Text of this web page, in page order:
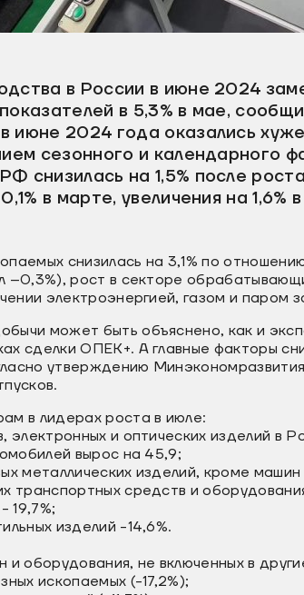
в России в июне 2024
в 5,3% в мае,
июне 2024 года оказались
сезонного и календарного
снизилась на 1,5% после
в марте, увеличения на
снизилась на 3,1% по
–0,3%), рост в секторе
электроэнергией, газом и паром
может быть объяснено, как и
сделки ОПЕК+. А главные факторы
утверждению
в лидерах роста в июле:
электронных и оптических изделий в
вырос на 45,9;
металлических изделий, кроме
транспортных средств и
19,7%;
изделий -14,6%.
и оборудования, не включенных в
ископаемых (-17,2%);